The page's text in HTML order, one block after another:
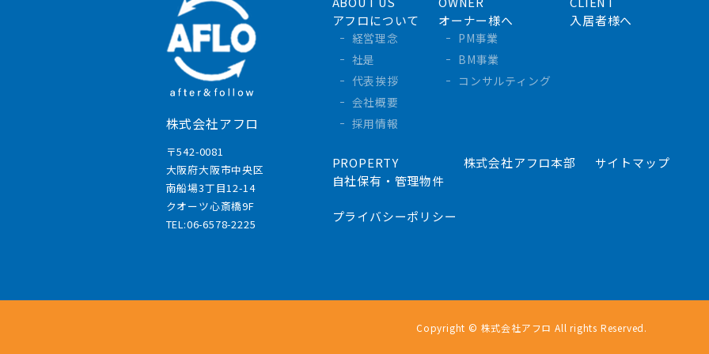
株式会社アフロ
〒542-0081
大阪府大阪市中央区
南船場3丁目12-14
クオーツ心斎橋9F
TEL:06-6578-2225
アフロについて
経営理念
社是
代表挨拶
会社概要
採用情報
オーナー様へ
PM事業
BM事業
コンサルティング
入居者様へ
PROPERTY
自社保有・管理物件
株式会社アフロ本部 サイトマップ
プライバシーポリシー
Copyright © 株式会社アフロ All rights Reserved.